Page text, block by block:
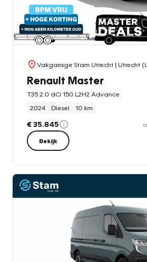
Vakgarage Stam Utrecht| Utrecht
Renault Master
T35 2.0 dCi 150 L2H2 Advance
2024
Diesel 10 km
€ 35.845
Bekijk